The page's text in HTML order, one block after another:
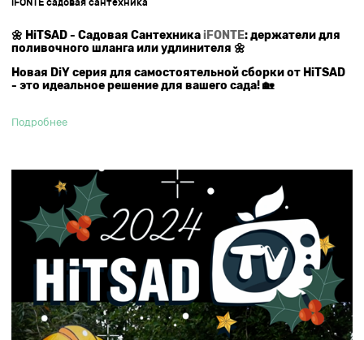
🌼 HiTSAD - Садовая СантехникаiFONTE: держатели для
поливочного шланга или удлинителя 🌼
Новая DiY серия для самостоятельной сборки от HiTSAD
- это идеальное решение для вашего сада! 🏡
Подробнее